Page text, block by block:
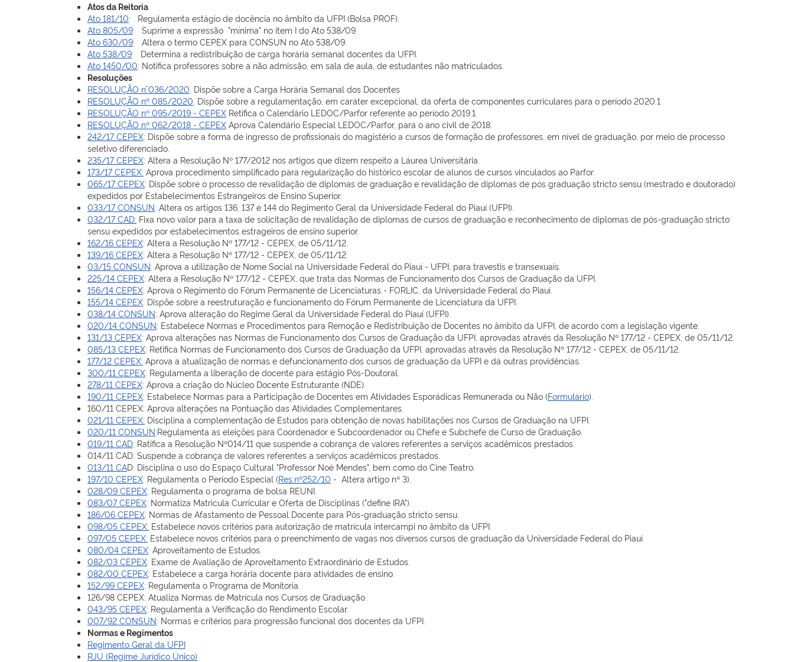
Atos da Reitoria
Ato 181/10: Regulamenta estágio de docência no âmbito da UFPI (Bolsa PROF).
Ato 805/09: Suprime a expressão "mínima" no item I do Ato 538/09.
Ato 630/09: Altera o termo CEPEX para CONSUN no Ato 538/09.
Ato 538/09: Determina a redistribuição de carga horária semanal docentes da UFPI.
Ato 1450/00: Notifica professores sobre a não admissão, em sala de aula, de estudantes não matriculados.
Resoluções
RESOLUÇÃO n˚ 036/2020 . Dispõe sobre a Carga Horária Semanal dos Docentes
RESOLUÇÃO nº 085/2020 . Dispõe sobre a regulamentação, em caráter excepcional, da oferta de componentes curriculares para o período 2020.1
RESOLUÇÃO nº 095/2019 - CEPEX Retifica o Calendário LEDOC/Parfor referente ao período 2019.1.
RESOLUÇÃO nº 062/2018 - CEPEX Aprova Calendário Especial LEDOC/Parfor, para o ano civil de 2018.
242/17 CEPEX: Dispõe sobre a forma de ingresso de profissionais do magistério a cursos de formação de professores, em nível de graduação, por meio de processo
seletivo diferenciado.
235/17 CEPEX: Altera a Resolução Nº 177/2012 nos artigos que dizem respeito a Láurea Universitária.
173/17 CEPEX: Aprova procedimento simplificado para regularização do histórico escolar de alunos de cursos vinculados ao Parfor.
065/17 CEPEX: Dispõe sobre o processo de revalidação de diplomas de graduação e revalidação de diplomas de pós graduação stricto sensu (mestrado e doutorado)
expedidos por Estabelecimentos Estrangeiros de Ensino Superior.
033/17 CONSUN: Altera os artigos 136, 137 e 144 do Regimento Geral da Universidade Federal do Piauí (UFPI).
032/17 CAD: Fixa novo valor para a taxa de solicitação de revalidação de diplomas de cursos de graduação e reconhecimento de diplomas de pós-graduação stricto
sensu expedidos por estabelecimentos estrageiros de ensino superior.
162/16 CEPEX: Altera a Resolução Nº 177/12 - CEPEX, de 05/11/12.
139/16 CEPEX: Altera a Resolução Nº 177/12 - CEPEX, de 05/11/12.
03/15 CONSUN: Aprova a utilização de Nome Social na Universidade Federal do Piauí - UFPI, para travestis e transexuais.
225/14 CEPEX: Altera a Resolução Nº 177/12 - CEPEX, que trata das Normas de Funcionamento dos Cursos de Graduação da UFPI.
156/14 CEPEX: Aprova o Regimento do Fórum Permanente de Licenciaturas - FORLIC, da Universidade Federal do Piauí.
155/14 CEPEX: Dispõe sobre a reestruturação e funcionamento do Fórum Permanente de Licenciatura da UFPI.
038/14 CONSUN: Aprova alteração do Regime Geral da Universidade Federal do Piauí (UFPI).
020/14 CONSUN: Estabelece Normas e Procedimentos para Remoção e Redistribuição de Docentes no âmbito da UFPI, de acordo com a legislação vigente.
131/13 CEPEX: Aprova alterações nas Normas de Funcionamento dos Cursos de Graduação da UFPI, aprovadas através da Resolução Nº 177/12 - CEPEX, de 05/11/12.
085/13 CEPEX: Retifica Normas de Funcionamento dos Cursos de Graduação da UFPI, aprovadas através da Resolução Nº 177/12 - CEPEX, de 05/11/12.
177/12 CEPEX: Aprova a atualização de normas e defuncionamento dos cursos de graduação da UFPI e dá outras providências.
300/11 CEPEX: Regulamenta a liberação de docente para estágio Pós-Doutoral.
278/11 CEPEX: Aprova a criação do Núcleo Docente Estruturante (NDE).
190/11 CEPEX: Estabelece Normas para a Participação de Docentes em Atividades Esporádicas Remunerada ou Não (Formulário).
160/11 CEPEX: Aprova alterações na Pontuação das Atividades Complementares.
021/11 CEPEX: Disciplina a complementação de Estudos para obtenção de novas habilitações nos Cursos de Graduação na UFPI.
020/11 CONSUN:Regulamenta as eleições para Coordenador e Subcoordenador ou Chefe e Subchefe de Curso de Graduação.
019/11 CAD: Ratifica a Resolução Nº014/11 que suspende a cobrança de valores referentes a serviços acadêmicos prestados.
014/11 CAD: Suspende a cobrança de valores referentes a serviços acadêmicos prestados.
013/11 CAD: Disciplina o uso do Espaço Cultural "Professor Noé Mendes", bem como do Cine Teatro.
197/10 CEPEX: Regulamenta o Período Especial (Res.nº252/10 - Altera artigo nº 3).
028/09 CEPEX: Regulamenta o programa de bolsa REUNI.
083/07 CEPEX: Normatiza Matricula Curricular e Oferta de Disciplinas ("define IRA").
186/06 CEPEX: Normas de Afastamento de Pessoal Docente para Pós-graduação stricto sensu.
098/05 CEPEX: Estabelece novos critérios para autorização de matrícula intercampi no âmbito da UFPI.
097/05 CEPEX: Estabelece novos critérios para o preenchimento de vagas nos diversos cursos de graduação da Universidade Federal do Piauí.
080/04 CEPEX: Aproveitamento de Estudos.
082/03 CEPEX: Exame de Avaliação de Aproveitamento Extraordinário de Estudos.
082/00 CEPEX: Estabelece a carga horária docente para atividades de ensino.
152/99 CEPEX: Regulamenta o Programa de Monitoria.
126/98 CEPEX: Atualiza Normas de Matrícula nos Cursos de Graduação.
043/95 CEPEX: Regulamenta a Verificação do Rendimento Escolar.
007/92 CONSUN: Normas e critérios para progressão funcional dos docentes da UFPI.
Normas e Regimentos
Regimento Geral da UFPI
RJU (Regime Jurídico Único)